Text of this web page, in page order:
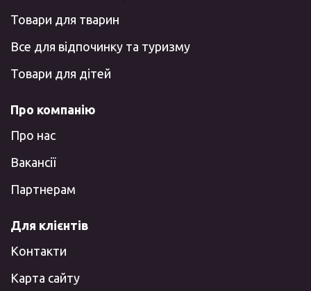
Товари для тварин
Все для відпочинку та туризму
Товари для дітей
Про компанію
Про нас
Вакансії
Партнерам
Для клієнтів
Контакти
Карта сайту